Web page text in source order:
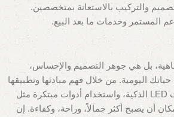
والتركيب بالاستعانة بمتخصصين.
المستمر وخدمات ما بعد البيع.
بل هي جوهر التصميم والإحساس،
اليومية. من خلال فهم مبادئها وتطبيقها
بشكل صحيح، ودمج تقنيات LED الذكية، واستخدام أدوات مبتكرة مثل
أن يصبح أكثر جمالاً، وراحة، وكفاءة. إن